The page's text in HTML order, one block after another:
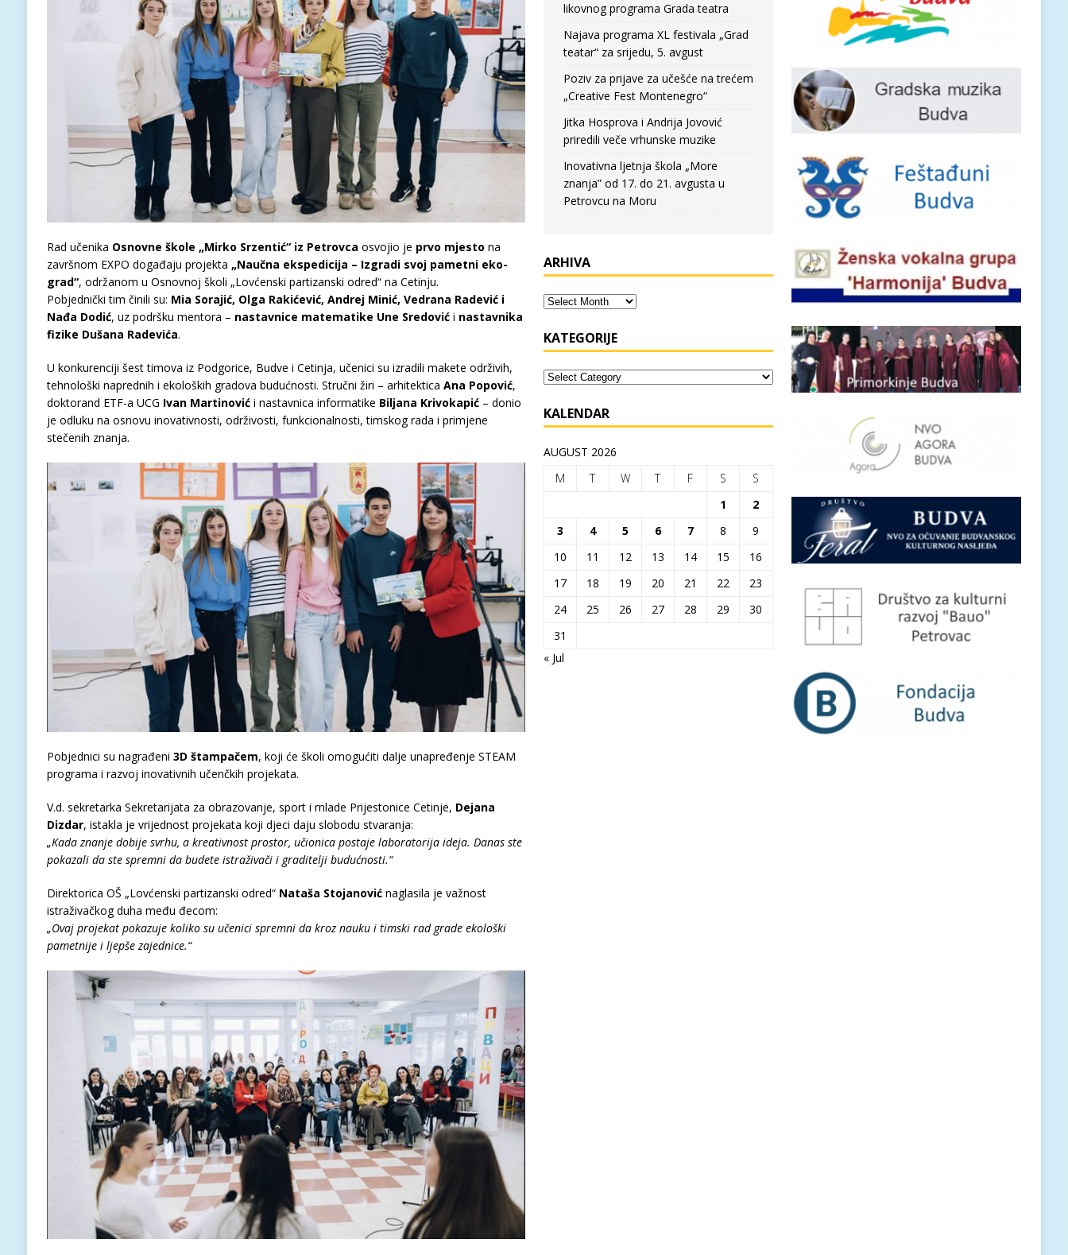
Rad učenika Osnovne škole „Mirko Srzentić“ iz Petrovca osvojio je prvo mjesto na
završnom EXPO događaju projekta „Naučna ekspedicija – Izgradi svoj pametni eko-
grad“, održanom u Osnovnoj školi „Lovćenski partizanski odred“ na Cetinju.
Pobjednički tim činili su: Mia Sorajić, Olga Rakićević, Andrej Minić, Vedrana Radević i
Nađa Dodić, uz podršku mentora – nastavnice matematike Une Sredovići nastavnika
fizike Dušana Radevića.
U konkurenciji šest timova iz Podgorice, Budve i Cetinja, učenici su izradili makete održivih,
tehnološki naprednih i ekoloških gradova budućnosti. Stručni žiri – arhitektica Ana Popović,
doktorand ETF-a UCG Ivan Martinovići nastavnica informatike Biljana Krivokapić– donio
je odluku na osnovu inovativnosti, održivosti, funkcionalnosti, timskog rada i primjene
stečenih znanja.
Pobjednici su nagrađeni 3D štampačem, koji će školi omogućiti dalje unapređenje STEAM
programa i razvoj inovativnih učenčkih projekata.
V.d. sekretarka Sekretarijata za obrazovanje, sport i mlade Prijestonice Cetinje, Dejana
Dizdar, istakla je vrijednost projekata koji djeci daju slobodu stvaranja:
„Kada znanje dobije svrhu, a kreativnost prostor, učionica postaje laboratorija ideja. Danas ste
pokazali da ste spremni da budete istraživači i graditelji budućnosti.“
Direktorica OŠ „Lovćenski partizanski odred“ Nataša Stojanovićnaglasila je važnost
istraživačkog duha među đecom:
„Ovaj projekat pokazuje koliko su učenici spremni da kroz nauku i timski rad grade ekološki
pametnije i ljepše zajednice.“
likovnog programa Grada teatra
Najava programa XL festivala „Grad
teatar“ za srijedu, 5. avgust
Poziv za prijave za učešće na trećem
„Creative Fest Montenegro“
Jitka Hosprova i Andrija Jovović
priredili veče vrhunske muzike
Inovativna ljetnja škola „More
znanja” od 17. do 21. avgusta u
Petrovcu na Moru
ARHIVA
KATEGORIJE
KALENDAR
AUGUST 2026
M
T W T F S
S
1
2
3
4 5 6 7 8
9
10
11 12 13 14 15
16
17
18 19 20 21 22
23
24
25 26 27 28 29
30
31
« Jul